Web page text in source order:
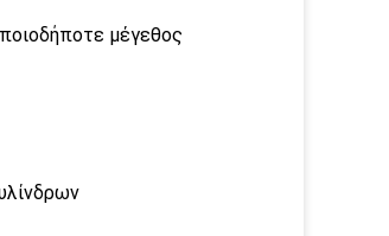
μέγεθος